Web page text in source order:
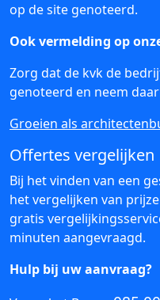
op de site genoteerd.
Ook vermelding op
Zorg dat de kvk de
genoteerd en neem
Groeien als
Offertes vergelijken
Bij het vinden van een
het vergelijken van
gratis
minuten aangevraagd.
Hulp bij uw aanvraag?